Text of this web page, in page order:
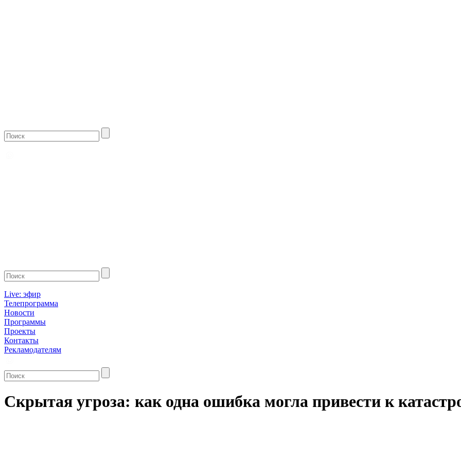
Live: эфир
Телепрограмма
Новости
Программы
Проекты
Контакты
Рекламодателям
Скрытая угроза: как одна ошибка могла привести к